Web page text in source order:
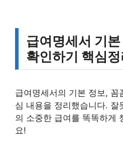
급여명세서 기
확인하기 핵심정
급여명세서의 기본 정보, 꼼
심 내용을 정리했습니다. 잘
의 소중한 급여를 똑똑하게
요!